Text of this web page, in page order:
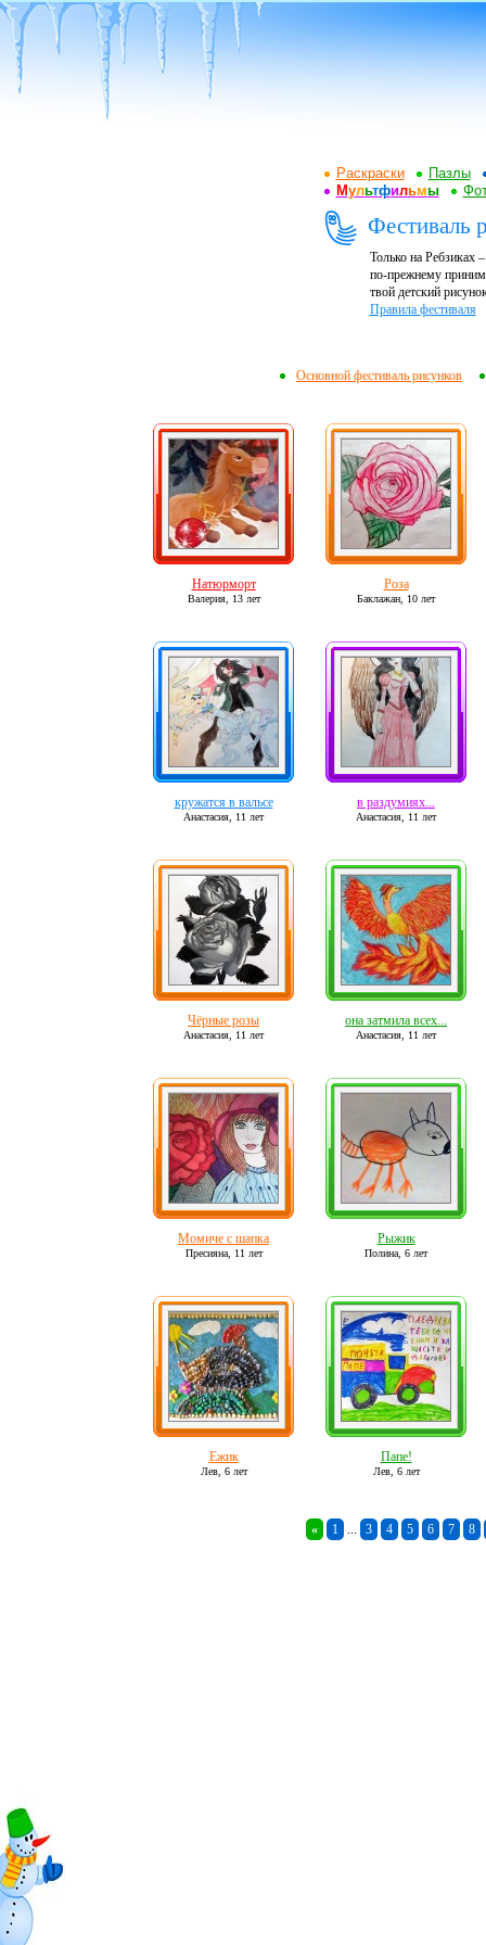
Раскраски
Пазлы
Мультфильмы
Фестиваль
Только на Ребзиках
по-прежнему
твой детский
Правила фестиваля
Основной фестиваль рисунков
Натюрморт
Валерия, 13 лет
Роза
Баклажан, 10 лет
кружатся в вальсе
Анастасия, 11 лет
в раздумиях...
Анастасия, 11 лет
Чёрные розы
Анастасия, 11 лет
она затмила всех...
Анастасия, 11 лет
Момиче с шапка
Пресияна, 11 лет
Рыжик
Полина, 6 лет
Ежик
Лев, 6 лет
Папе!
Лев, 6 лет
« 1 ... 3 4 5 6 7 8